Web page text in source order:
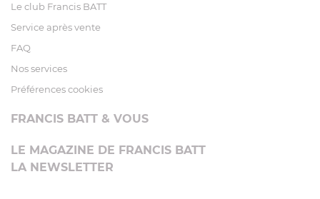
Le club Francis BATT
Service après vente
FAQ
Nos services
Préférences cookies
FRANCIS BATT & VOUS
LE MAGAZINE DE FRANCIS BATT
LA NEWSLETTER